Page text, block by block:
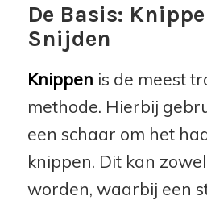
De Basis:
Snijden
Knippen is de meest
methode. Hierbij
een schaar om het
knippen. Dit kan
worden, waarbij een